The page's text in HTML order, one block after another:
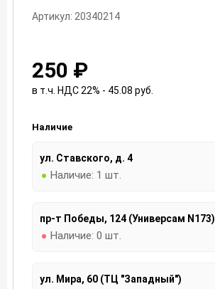
Артикул: 20340214
250 ₽
в т.ч. НДС 22% - 45.08 руб.
Наличие
ул. Ставского, д. 4
Наличие: 1 шт.
пр-т Победы, 124 (Универсам N173)
Наличие: 0 шт.
ул. Мира, 60 (ТЦ "Западный")